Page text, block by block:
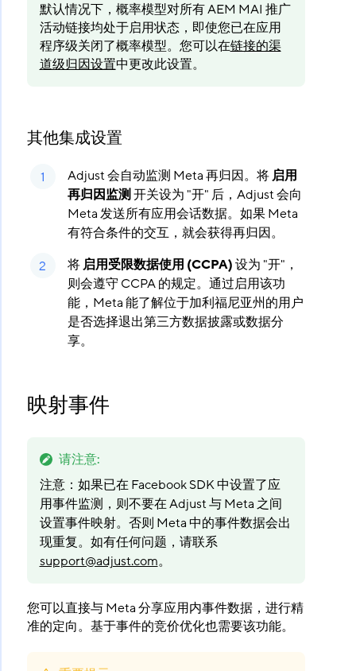
默认情况下，概率模型对所有 AEM MAI 推广
活动链接均处于启用状态，即使您已在应用
程序级关闭了概率模型。您可以在链接的渠
道级归因设置中更改此设置。
其他集成设置
Adjust 会自动监测 Meta 再归因。将启用
再归因监测​ 开关设为 "开" 后，Adjust 会向
Meta 发送所有应用会话数据。如果 Meta
有符合条件的交互，就会获得再归因。
将启用受限数据使用 (CCPA)​ 设为 "开"，
则会遵守 CCPA 的规定。通过启用该功
能，Meta 能了解位于加利福尼亚州的用户
是否选择退出第三方数据披露或数据分
享。
映射事件
请注意:
注意：如果已在 Facebook SDK 中设置了应
用事件监测，则不要在 Adjust 与 Meta 之间
设置事件映射。否则 Meta 中的事件数据会出
现重复。如有任何问题，请联系
support@adjust.com。
您可以直接与 Meta 分享应用内事件数据，进行精
准的定向。基于事件的竞价优化也需要该功能。